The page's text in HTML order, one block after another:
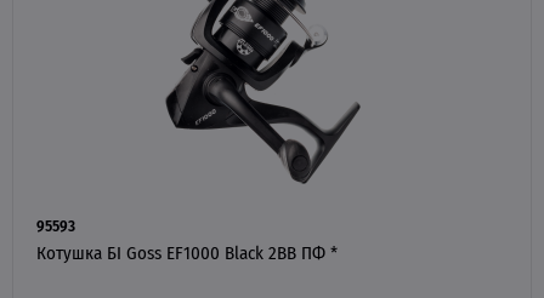
95593
Котушка БІ Goss EF1000 Black 2BB ПФ *